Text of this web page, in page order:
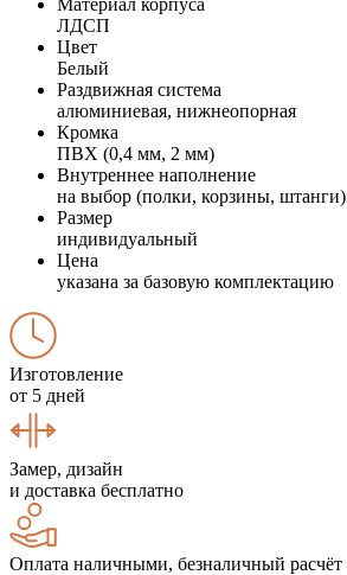
ЛДСП
Цвет
Белый
Раздвижная система
алюминиевая, нижнеопорная
Кромка
ПВХ (0,4 мм, 2 мм)
Внутреннее наполнение
на выбор (полки, корзины, штанги)
Размер
индивидуальный
Цена
указана за базовую комплектацию
Изготовление
от 5 дней
Замер, дизайн
и доставка бесплатно
Оплата наличными, безналичный расчёт